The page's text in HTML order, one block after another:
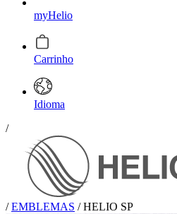
myHelio
Carrinho
Idioma
/
/ EMBLEMAS / HELIO SP